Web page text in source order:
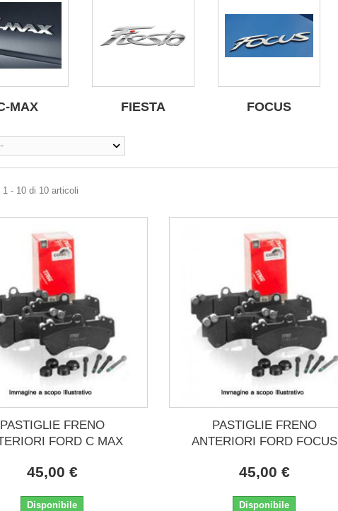
MAX FIESTA FOCUS
1 - 10 di 10 articoli
PASTIGLIE FRENO
FORD C MAX
45,00 €
Disponibile
PASTIGLIE FRENO
ANTERIORI FORD FOCUS
45,00 €
Disponibile